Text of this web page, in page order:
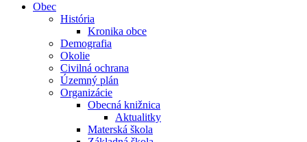
Obec
História
Kronika obce
Demografia
Okolie
Civilná ochrana
Územný plán
Organizácie
Obecná knižnica
Aktualitky
Materská škola